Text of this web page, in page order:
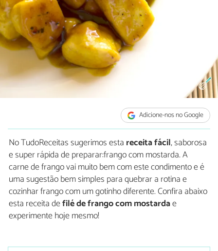
Adicione-nos no Google
No TudoReceitas sugerimos esta receita fácil, saborosa
e super rápida de preparar:frango com mostarda. A
carne de frango vai muito bem com este condimento e é
uma sugestão bem simples para quebrar a rotina e
cozinhar frango com um gotinho diferente. Confira abaixo
esta receita defilé de frango com mostardae
experimente hoje mesmo!